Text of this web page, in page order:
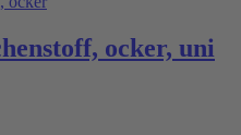
ocker, uni